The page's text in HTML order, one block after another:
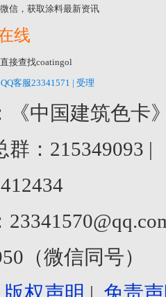
信，获取涂料最新资讯
线
接查找coatingol
客服23341571 | 受理
《中国建筑色卡
群：
（微信同号）